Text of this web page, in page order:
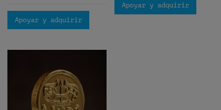
Apoyar y adquirir
Apoyar y adquirir